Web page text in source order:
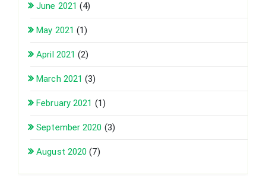
June 2021 (4)
May 2021 (1)
April 2021 (2)
March 2021 (3)
February 2021 (1)
September 2020 (3)
August 2020 (7)